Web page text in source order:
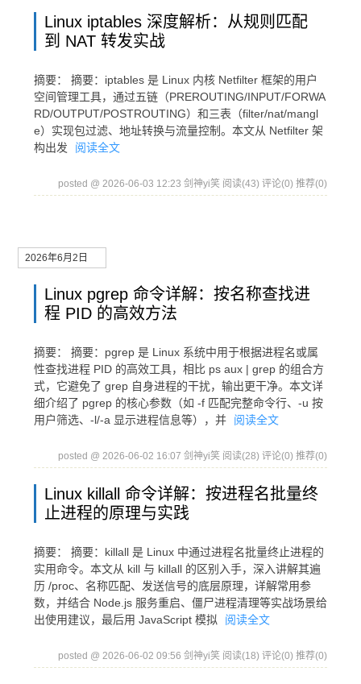
Linux iptables 深度解析：从规则匹配
到 NAT 转发实战
摘要： 摘要：iptables 是 Linux 内核 Netfilter 框架的用户
空间管理工具，通过五链（PREROUTING/INPUT/FORWA
RD/OUTPUT/POSTROUTING）和三表（filter/nat/mangl
e）实现包过滤、地址转换与流量控制。本文从 Netfilter 架
构出发
阅读全文
posted @ 2026-06-03 12:23 剑神yi笑 阅读(43) 评论(0) 推荐(0)
2026年6月2日
Linux pgrep 命令详解：按名称查找进
程 PID 的高效方法
摘要： 摘要：pgrep 是 Linux 系统中用于根据进程名或属
性查找进程 PID 的高效工具，相比 ps aux | grep 的组合方
式，它避免了 grep 自身进程的干扰，输出更干净。本文详
细介绍了 pgrep 的核心参数（如 -f 匹配完整命令行、-u 按
用户筛选、-l/-a 显示进程信息等），并
阅读全文
posted @ 2026-06-02 16:07 剑神yi笑 阅读(28) 评论(0) 推荐(0)
Linux killall 命令详解：按进程名批量终
止进程的原理与实践
摘要： 摘要：killall 是 Linux 中通过进程名批量终止进程的
实用命令。本文从 kill 与 killall 的区别入手，深入讲解其遍
历 /proc、名称匹配、发送信号的底层原理，详解常用参
数，并结合 Node.js 服务重启、僵尸进程清理等实战场景给
出使用建议，最后用 JavaScript 模拟
阅读全文
posted @ 2026-06-02 09:56 剑神yi笑 阅读(18) 评论(0) 推荐(0)